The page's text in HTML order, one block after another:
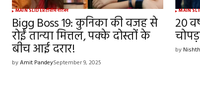
Your Name *
Save my name, email,
this browser for the next
MAIN SLIDERटीवीमनोरंजन
Bigg Boss 19: कुनिका की वजह से
रोईं तान्या मित्तल, पक्के दोस्तों के
बीच आई दरार!
byAmit PandeySeptember 9, 2025
MAIN
20
by